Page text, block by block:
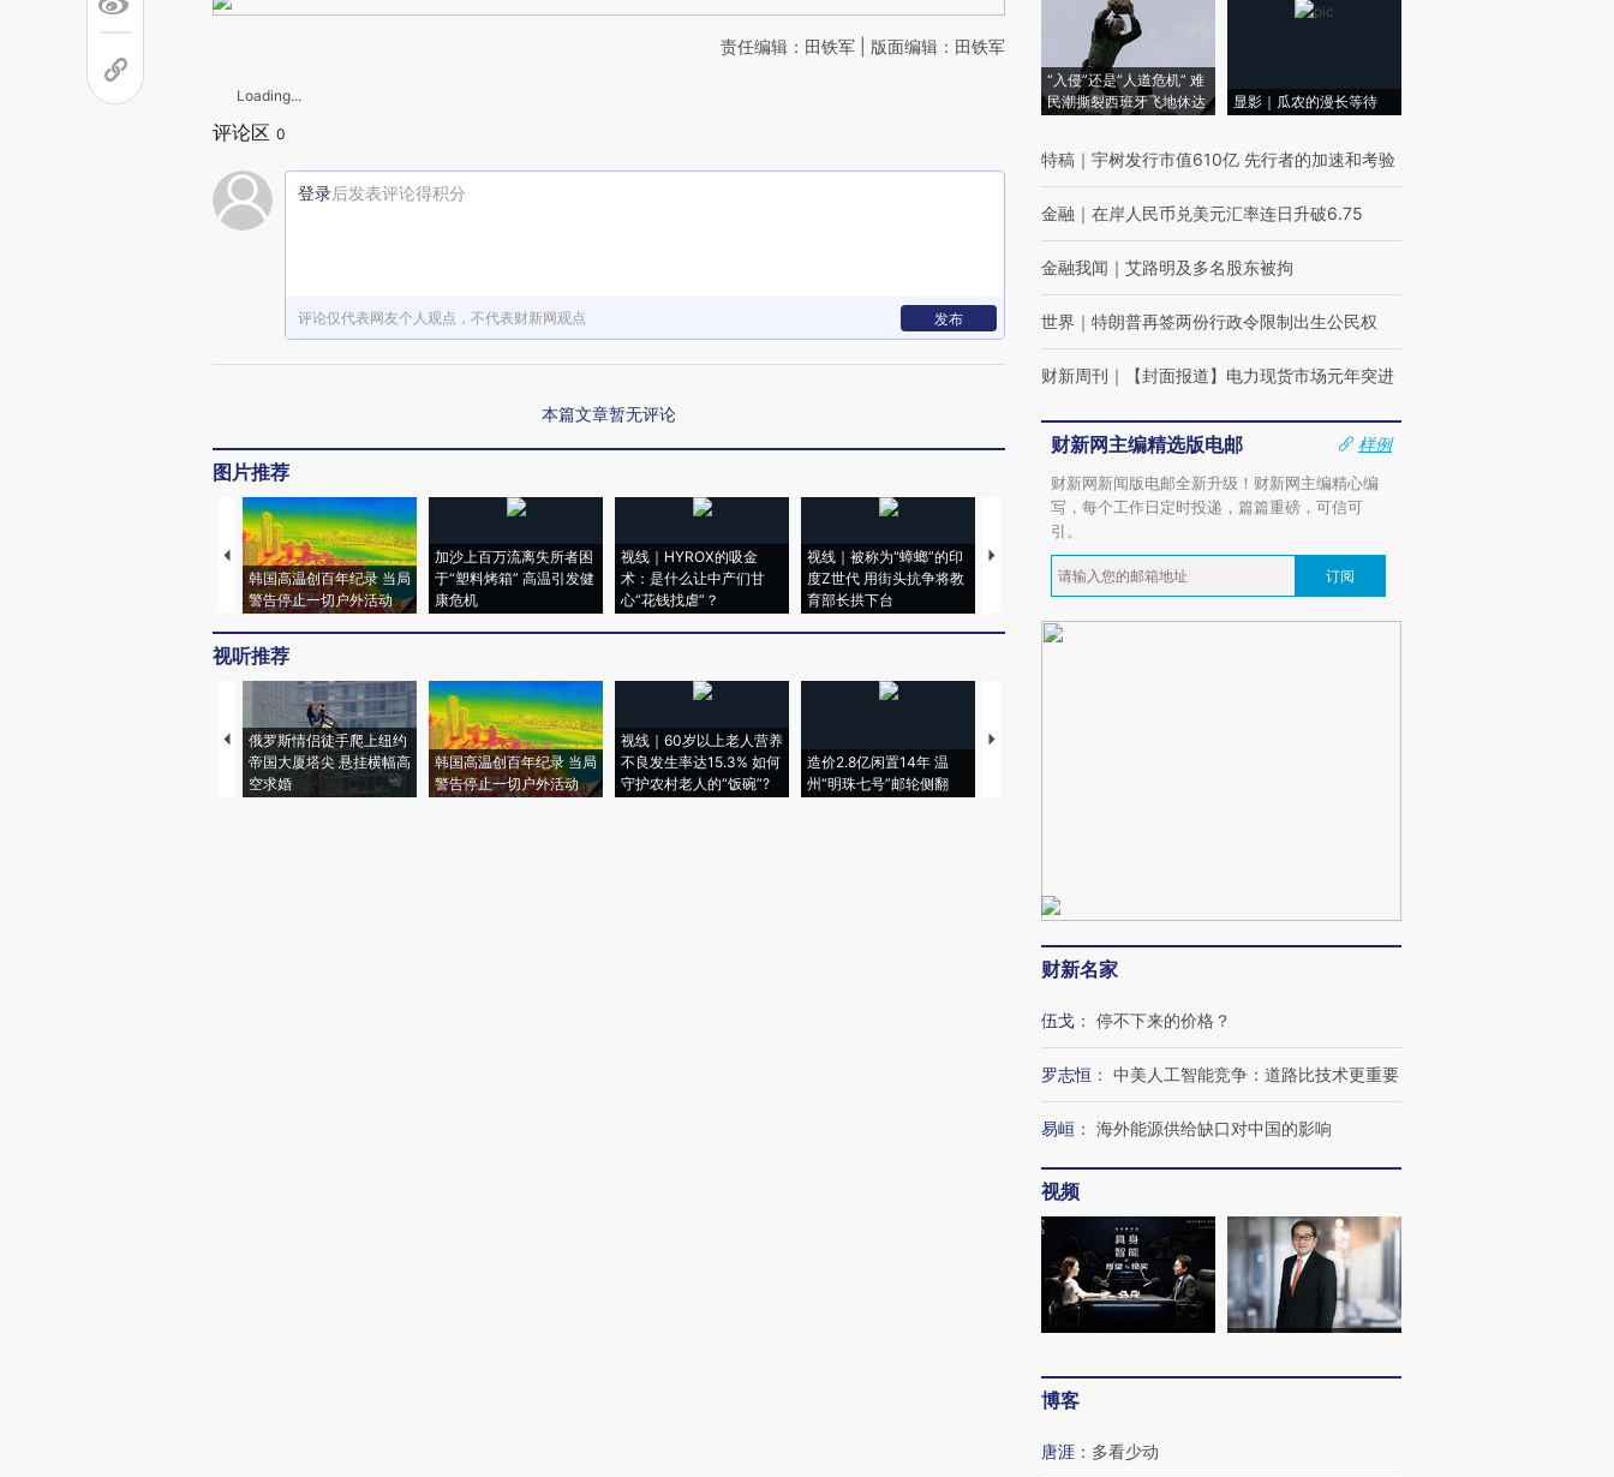
责任编辑：田铁军 | 版面编辑：田铁军
Loading...
评论区 0
登录后发表评论得积分
评论仅代表网友个人观点，不代表财新网观点 发布
本篇文章暂无评论
图片推荐
韩国高温创百年纪录 当局
警告停止一切户外活动
加沙上百万流离失所者困
于“塑料烤箱” 高温引发健
康危机
视线｜HYROX的吸金
术：是什么让中产们甘
心“花钱找虐”？
视线｜被称为“蟑螂”的印
度Z世代 用街头抗争将教
育部长拱下台
视线｜“入侵”还是“人道危
机”？难民潮撕裂西班牙
湖北宜昌局部短时降雨
128毫米 紧急转移近
4000人
哈尔滨遭遇短时极端强降
米
视听推荐
俄罗斯情侣徒手爬上纽约
帝国大厦塔尖 悬挂横幅高
空求婚
韩国高温创百年纪录 当局
警告停止一切户外活动
视线｜60岁以上老人营养
不良发生率达15.3% 如何
守护农村老人的“饭碗”?
造价2.8亿闲置14年 温
州“明珠七号”邮轮侧翻
特朗普出席葬礼疑似打瞌
“入侵”还是“人道危机” 难
民潮撕裂西班牙飞地休达
显影｜瓜农的漫长等待
特稿 ｜ 宇树发行市值610亿 先行者的加速和考验
金融 ｜ 在岸人民币兑美元汇率连日升破6.75
金融我闻 ｜ 艾路明及多名股东被拘
世界 ｜ 特朗普再签两份行政令限制出生公民权
财新周刊 ｜ 【封面报道】电力现货市场元年突进
财新网主编精选版电邮
样例
财新网新闻版电邮全新升级！财新网主编精心编
写，每个工作日定时投递，篇篇重磅，可信可
引。
订阅
财新名家
伍戈 ： 停不下来的价格？
罗志恒 ： 中美人工智能竞争：道路比技术更重要
易峘 ： 海外能源供给缺口对中国的影响
视频
博客
唐涯 ： 多看少动